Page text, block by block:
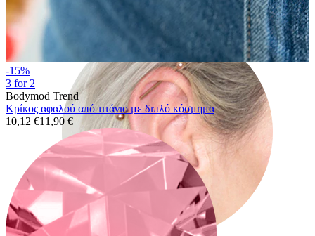
-15%
3 for 2
Bodymod Trend
Κρίκος αφαλού από τιτάνιο με διπλό κόσμημα
10,12 €11,90 €